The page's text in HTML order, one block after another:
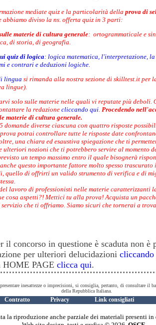
mediate quiz e la particolarità della prova di
abbiamo diviso la ns. offerta quiz in 3 parti:
materie di cultura generale: ortogrammaticale e
di storia, di geografia.
quiz di logica: logica matematica, l'interpretazione,
e contrari e deduzioni logiche.
lingua si rimanda alla nostra sezione di skilltest.it per
lingue).
solo sulle materie nelle quali vi reputate più deboli.
la redazione cliccando qui. Procedendo
materie di cultura generale.
domande diverse ciascuna con quattro risposte
potrai controllare tutte le risposte date
una chiara ed esaustiva spiegazione che ti
ulteriori nozioni che ti potrebbero servire al momento
un tempo massimo entro il quale bisognerà
questo importante fattore molto spesso
quello di offrirti un valido strumento di verifica e di
lavoro di professionisti nelle materie caratterizzanti
cosa aspetti?! Mettici tu alla prova! Acquista un
che ti offriamo. Siamo sicuri che tornerai a
il concorso in questione è scaduta non è
per ulteriori delucidazioni
HOME PAGE clicca qui.
inesattezze o imprecisioni, si consiglia, pertanto, di consultare il
della Repubblica Italiana.
Contratto Privacy Link consigliati
la riproduzione anche parziale dei materiali presenti in